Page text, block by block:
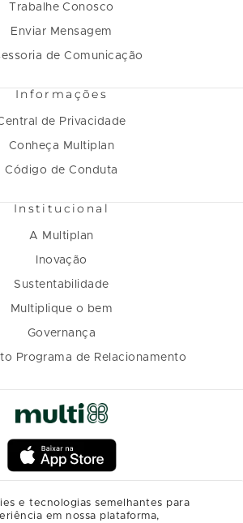
Trabalhe Conosco
Enviar Mensagem
de Comunicação
Informações
de Privacidade
Conheça Multiplan
Código de Conduta
Institucional
A Multiplan
Inovação
Sustentabilidade
Multiplique o bem
Governança
Programa de Relacionamento
e tecnologias semelhantes para
em nossa plataforma,